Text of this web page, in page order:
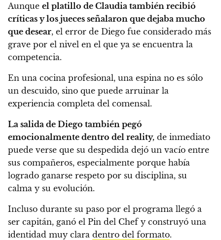
Aunque el platillo de Claudia también recibió
críticas y los jueces señalaron que dejaba mucho
que desear, el error de Diego fue considerado más
grave por el nivel en el que ya se encuentra la
competencia.
En una cocina profesional, una espina no es sólo
un descuido, sino que puede arruinar la
experiencia completa del comensal.
La salida de Diego también pegó
emocionalmente dentro del reality, de inmediato
puede verse que su despedida dejó un vacío entre
sus compañeros, especialmente porque había
logrado ganarse respeto por su disciplina, su
calma y su evolución.
Incluso durante su paso por el programa llegó a
ser capitán, ganó el Pin del Chef y construyó una
identidad muy clara dentro del formato.